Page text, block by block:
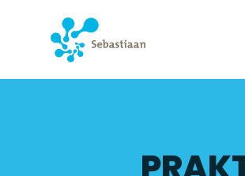
PRAKTISCH